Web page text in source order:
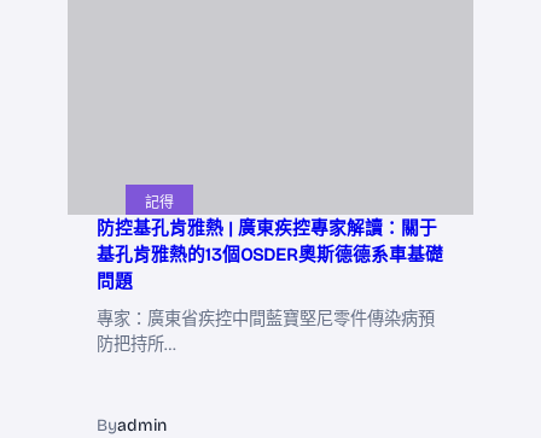
記得
防控基孔肯雅熱 | 廣東疾控專家解讀：關于
基孔肯雅熱的13個OSDER奧斯德德系車基礎
問題
專家：廣東省疾控中間藍寶堅尼零件傳染病預
防把持所…
Byadmin